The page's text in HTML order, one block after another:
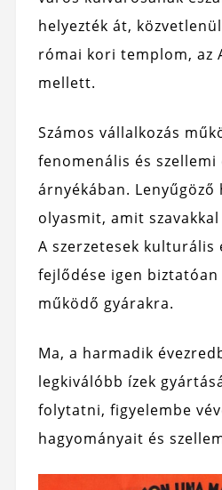
helyezték át,
római kori templom, az
mellett.
Számos vállalkozás
fenomenális és szellemi
árnyékában.
olyasmit, amit
A szerzetesek kulturális
fejlődése igen
működő gyárakra.
Ma, a harmadik
legkiválóbb ízek
folytatni, figyelembe
hagyományait és